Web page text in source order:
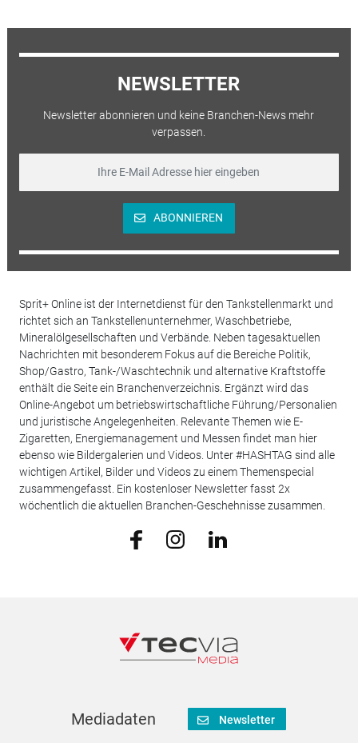
NEWSLETTER
Newsletter abonnieren und keine Branchen-News mehr
verpassen.
ABONNIEREN
Sprit+ Online ist der Internetdienst für den Tankstellenmarkt und
richtet sich an Tankstellenunternehmer, Waschbetriebe,
Mineralölgesellschaften und Verbände. Neben tagesaktuellen
Nachrichten mit besonderem Fokus auf die Bereiche Politik,
Shop/Gastro, Tank-/Waschtechnik und alternative Kraftstoffe
enthält die Seite ein Branchenverzeichnis. Ergänzt wird das
Online-Angebot um betriebswirtschaftliche Führung/Personalien
und juristische Angelegenheiten. Relevante Themen wie E-
Zigaretten, Energiemanagement und Messen findet man hier
ebenso wie Bildergalerien und Videos. Unter #HASHTAG sind alle
wichtigen Artikel, Bilder und Videos zu einem Themenspecial
zusammengefasst. Ein kostenloser Newsletter fasst 2x
wöchentlich die aktuellen Branchen-Geschehnisse zusammen.
Mediadaten Newsletter